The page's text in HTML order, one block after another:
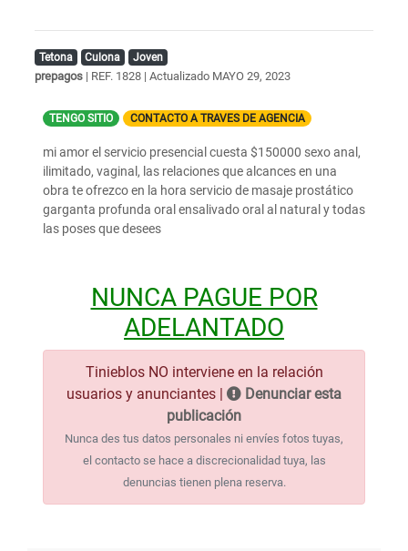
Tetona Culona Joven
prepagos | REF. 1828 | Actualizado MAYO 29, 2023
TENGO SITIO CONTACTO A TRAVES DE AGENCIA
mi amor el servicio presencial cuesta $150000 sexo anal,
ilimitado, vaginal, las relaciones que alcances en una
obra te ofrezco en la hora servicio de masaje prostático
garganta profunda oral ensalivado oral al natural y todas
las poses que desees
NUNCA PAGUE POR
ADELANTADO
Tinieblos NO interviene en la relación
usuarios y anunciantes |
Denunciar esta
publicación
Nunca des tus datos personales ni envíes fotos tuyas,
el contacto se hace a discrecionalidad tuya, las
denuncias tienen plena reserva.